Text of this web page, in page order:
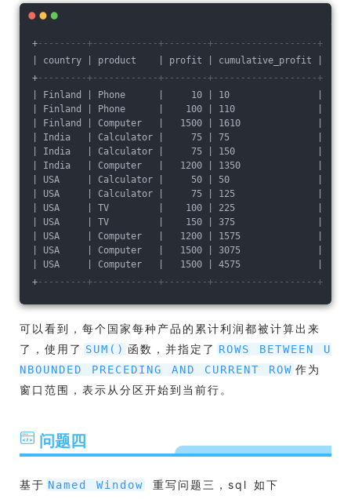
+---------+------------+--------+-------------------+
| country | product    | profit | cumulative_profit |
+---------+------------+--------+-------------------+
| Finland | Phone      |     10 | 10                |
| Finland | Phone      |    100 | 110               |
| Finland | Computer   |   1500 | 1610              |
| India   | Calculator |     75 | 75                |
| India   | Calculator |     75 | 150               |
| India   | Computer   |   1200 | 1350              |
| USA     | Calculator |     50 | 50                |
| USA     | Calculator |     75 | 125               |
| USA     | TV         |    100 | 225               |
| USA     | TV         |    150 | 375               |
| USA     | Computer   |   1200 | 1575              |
| USA     | Computer   |   1500 | 3075              |
| USA     | Computer   |   1500 | 4575              |
+---------+------------+--------+-------------------+
可以看到，每个国家每种产品的累计利润都被计算出来
了，使用了 SUM() 函数，并指定了 ROWS BETWEEN U
NBOUNDED PRECEDING AND CURRENT ROW 作为
窗口范围，表示从分区开始到当前行。
问题四
基于 Named Window 重写问题三，sql 如下